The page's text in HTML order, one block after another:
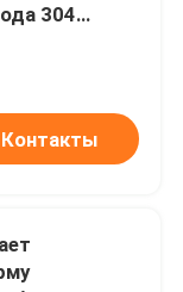
304
стали
Контакты